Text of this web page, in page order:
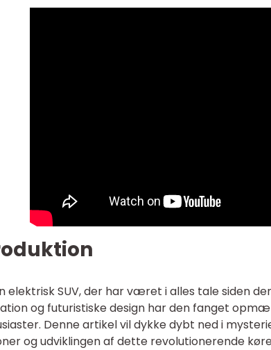
elektrisk SUV, der har været i alles tale siden
og futuristiske design har den fanget
Denne artikel vil dykke dybt ned i
og udviklingen af dette revolutionerende